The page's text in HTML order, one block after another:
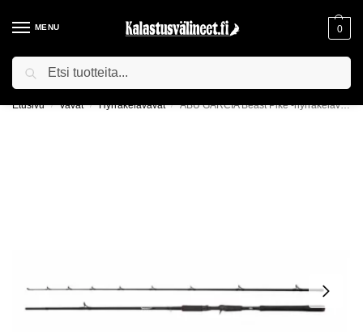
MENU 0
ILMAINEN TOIMITUS YLI 75€ TILAUKSILLE!
Etusivu / Vavat / Hyrräkelavavat / ABU GARCIA Beast Pike -hyrräkelavapa